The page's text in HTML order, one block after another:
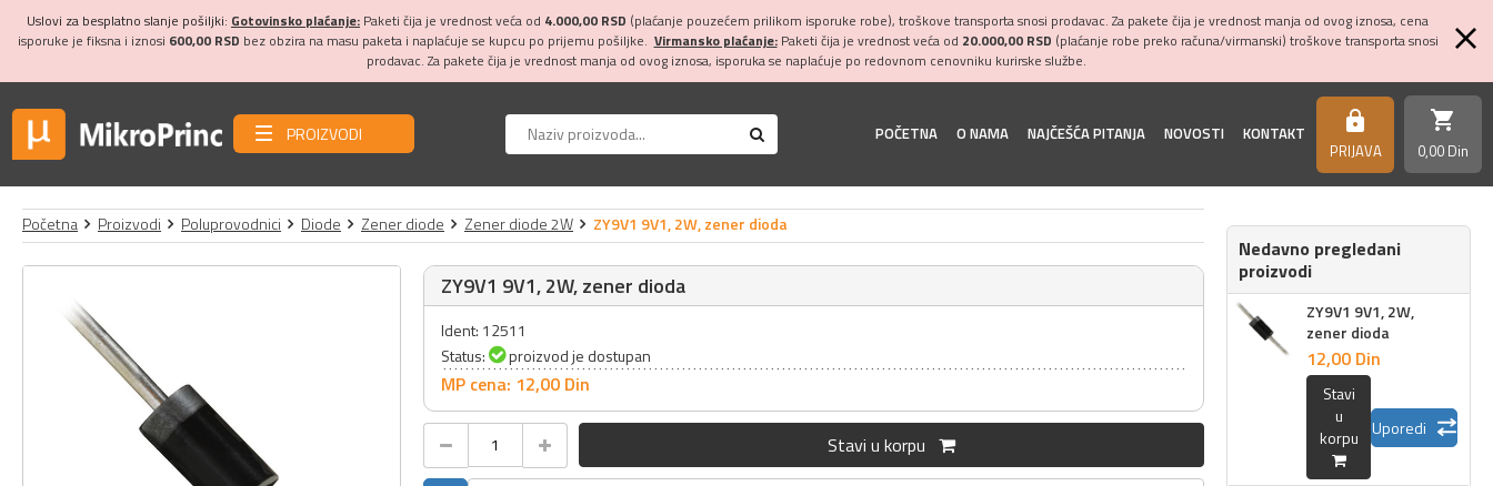
Uslovi za besplatno slanje pošiljki: Gotovinsko plaćanje: Paketi čija je vrednost veća od 4.000,00 RSD (plaćanje pouzećem prilikom isporuke robe), troškove transporta snosi prodavac. Za pakete čija je vrednost manja od ovog iznosa, cena
isporuke je fiksna i iznosi 600,00 RSD bez obzira na masu paketa i naplaćuje se kupcu po prijemu pošiljke. Virmansko plaćanje:Paketi čija je vrednost veća od 20.000,00 RSD (plaćanje robe preko računa/virmanski) troškove transporta snosi
prodavac. Za pakete čija je vrednost manja od ovog iznosa, isporuka se naplaćuje po redovnom cenovniku kurirske službe.
PROIZVODI POČETNA O NAMA NAJČEŠĆA PITANJA NOVOSTI KONTAKT https
PRIJAVA
shopping_cart
0,00 Din
Početna Proizvodi Poluprovodnici Diode Zener diode Zener diode 2W ZY9V1 9V1, 2W, zener dioda
ZY9V1 9V1, 2W, zener dioda
Ident: 12511
Status:
proizvod je dostupan
MP cena: 12,00 Din
Stavi u korpu
Nedavno pregledani
proizvodi
ZY9V1 9V1, 2W,
zener dioda
12,00 Din
Stavi
u
korpu
Uporedi